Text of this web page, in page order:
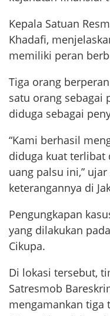
Kepala Satuan
Khadafi,
memiliki peran
Tiga orang
satu orang sebagai
diduga sebagai
“Kami berhasil
diduga kuat terlibat
uang palsu ini,”
keterangannya di
Pengungkapan
yang dilakukan
Cikupa.
Di lokasi tersebut,
Satresmob
mengamankan tiga